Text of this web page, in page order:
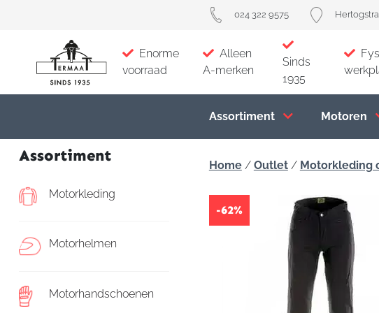
024 322 9575
Enorme
voorraad
Alleen
A-merken
Sinds
1935
Assortiment Motoren
Assortiment
Motorkleding
Motorhelmen
Motorhandschoenen
Home/ Outlet/ Motorkleding
-62%